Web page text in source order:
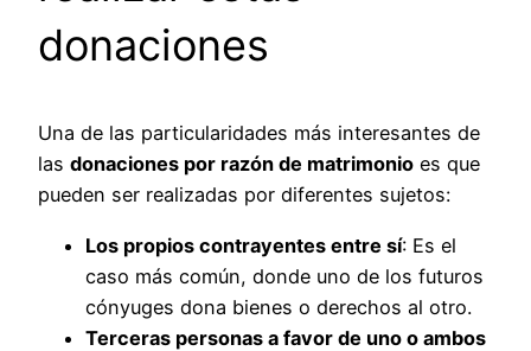
donaciones
Una de las particularidades más interesantes de
las donaciones por razón de matrimonio es que
pueden ser realizadas por diferentes sujetos:
Los propios contrayentes entre sí: Es el
caso más común, donde uno de los futuros
cónyuges dona bienes o derechos al otro.
Terceras personas a favor de uno o ambos